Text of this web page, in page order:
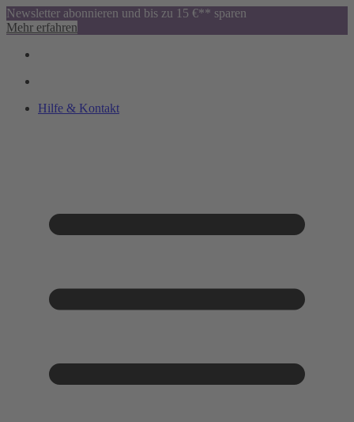
Newsletter abonnieren und bis zu 15 €** sparen
Mehr erfahren
Hilfe & Kontakt